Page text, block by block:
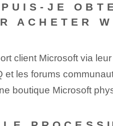
PUIS-JE
ACHETER
client Microsoft via
et les forums
boutique Microsoft